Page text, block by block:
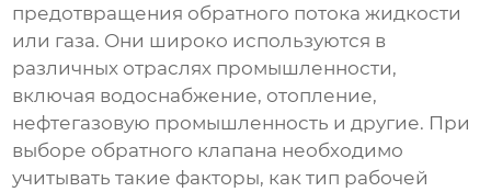
предотвращения обратного потока жидкости
или газа. Они широко используются в
различных отраслях промышленности,
включая водоснабжение, отопление,
нефтегазовую промышленность и другие. При
выборе обратного клапана необходимо
учитывать такие факторы, как тип рабочей